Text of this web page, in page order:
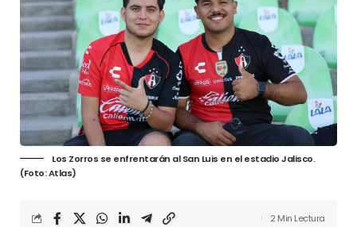
Los Zorros se enfrentarán al San Luis en el estadio Jalisco.
(Foto: Atlas)
2 Min Lectura